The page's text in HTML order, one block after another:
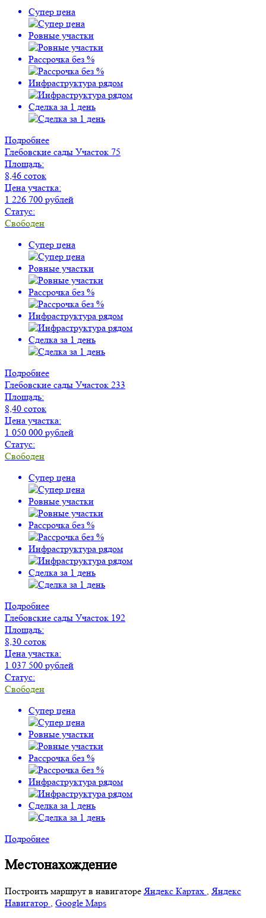
Супер цена
Ровные участки
Рассрочка без %
Инфраструктура рядом
Сделка за 1 день
Подробнее
Глебовские сады Участок 75
Площадь:
8,46 соток
Цена участка:
1 226 700 рублей
Статус:
Свободен
Супер цена
Ровные участки
Рассрочка без %
Инфраструктура рядом
Сделка за 1 день
Подробнее
Глебовские сады Участок 233
Площадь:
8,40 соток
Цена участка:
1 050 000 рублей
Статус:
Свободен
Супер цена
Ровные участки
Рассрочка без %
Инфраструктура рядом
Сделка за 1 день
Подробнее
Глебовские сады Участок 192
Площадь:
8,30 соток
Цена участка:
1 037 500 рублей
Статус:
Свободен
Супер цена
Ровные участки
Рассрочка без %
Инфраструктура рядом
Сделка за 1 день
Подробнее
Местонахождение
Построить маршрут в навигатореЯндекс Картах ,Яндекс
Навигатор , Google Maps